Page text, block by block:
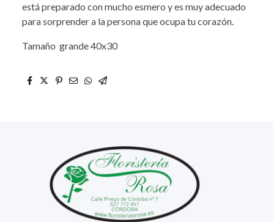
está preparado con mucho esmero y es muy adecuado
para sorprender a la persona que ocupa tu corazón.
Tamaño grande 40x30